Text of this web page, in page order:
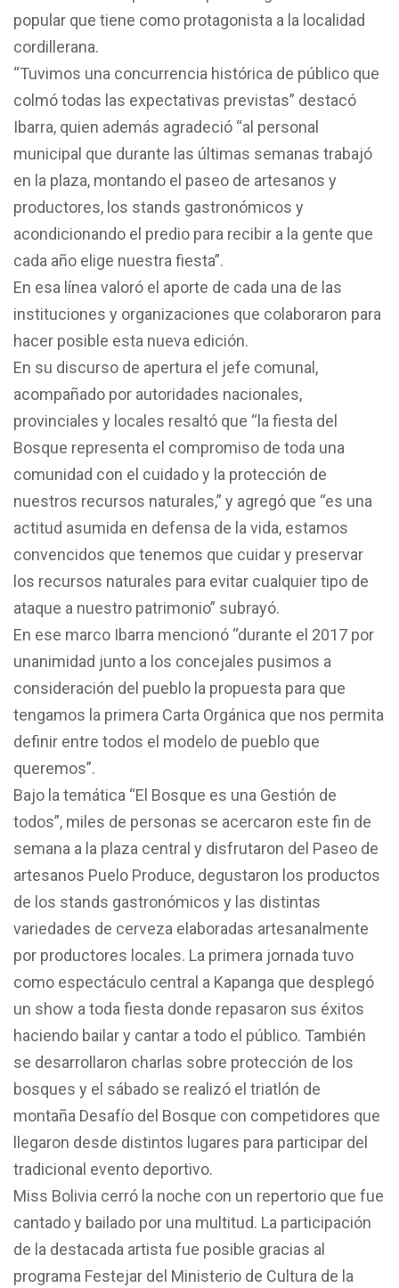
popular que tiene como protagonista a la localidad
cordillerana.
“Tuvimos una concurrencia histórica de público que
colmó todas las expectativas previstas” destacó
Ibarra, quien además agradeció “al personal
municipal que durante las últimas semanas trabajó
en la plaza, montando el paseo de artesanos y
productores, los stands gastronómicos y
acondicionando el predio para recibir a la gente que
cada año elige nuestra fiesta”.
En esa línea valoró el aporte de cada una de las
instituciones y organizaciones que colaboraron para
hacer posible esta nueva edición.
En su discurso de apertura el jefe comunal,
acompañado por autoridades nacionales,
provinciales y locales resaltó que “la fiesta del
Bosque representa el compromiso de toda una
comunidad con el cuidado y la protección de
nuestros recursos naturales,” y agregó que “es una
actitud asumida en defensa de la vida, estamos
convencidos que tenemos que cuidar y preservar
los recursos naturales para evitar cualquier tipo de
ataque a nuestro patrimonio” subrayó.
En ese marco Ibarra mencionó “durante el 2017 por
unanimidad junto a los concejales pusimos a
consideración del pueblo la propuesta para que
tengamos la primera Carta Orgánica que nos permita
definir entre todos el modelo de pueblo que
queremos”.
Bajo la temática “El Bosque es una Gestión de
todos”, miles de personas se acercaron este fin de
semana a la plaza central y disfrutaron del Paseo de
artesanos Puelo Produce, degustaron los productos
de los stands gastronómicos y las distintas
variedades de cerveza elaboradas artesanalmente
por productores locales. La primera jornada tuvo
como espectáculo central a Kapanga que desplegó
un show a toda fiesta donde repasaron sus éxitos
haciendo bailar y cantar a todo el público. También
se desarrollaron charlas sobre protección de los
bosques y el sábado se realizó el triatlón de
montaña Desafío del Bosque con competidores que
llegaron desde distintos lugares para participar del
tradicional evento deportivo.
Miss Bolivia cerró la noche con un repertorio que fue
cantado y bailado por una multitud. La participación
de la destacada artista fue posible gracias al
programa Festejar del Ministerio de Cultura de la